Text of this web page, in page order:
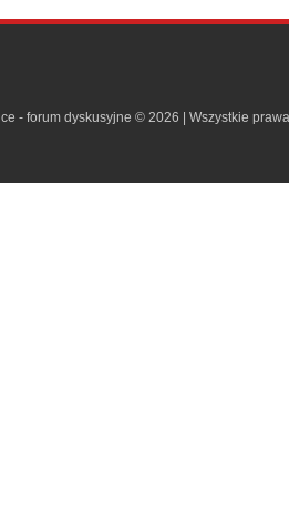
- forum dyskusyjne © 2026 | Wszystkie